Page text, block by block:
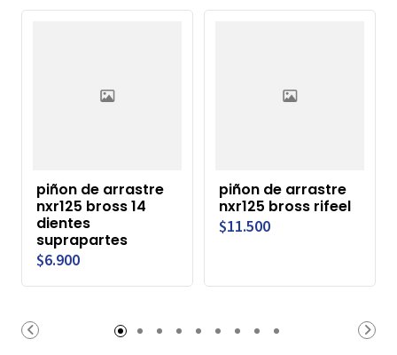
piñon de arrastre
nxr125 bross 14
dientes
suprapartes
$6.900
piñon de arrastre
nxr125 bross rifeel
$11.500